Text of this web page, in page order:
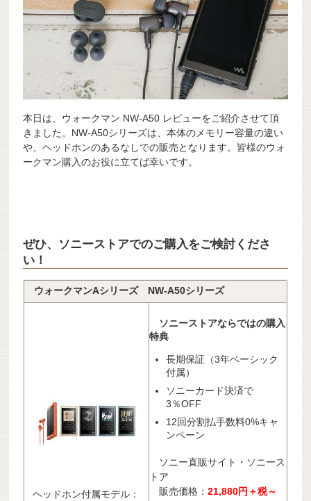
本日は、ウォークマン NW-A50 レビューをご紹介させて頂
きました。NW-A50シリーズは、本体のメモリー容量の違い
や、ヘッドホンのあるなしでの販売となります。皆様のウォ
ークマン購入のお役に立てば幸いです。
ぜひ、ソニーストアでのご購入をご検討くださ
い！
ウォークマンAシリーズ NW-A50シリーズ
ヘッドホン付属モデル：
ソニーストアならではの購入
特典
長期保証（3年ベーシック
付属）
ソニーカード決済で
3％OFF
12回分割払手数料0%キャ
ンペーン
ソニー直販サイト・ソニース
トア
販売価格：21,880円＋税～